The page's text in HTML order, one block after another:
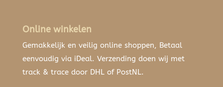
Online winkelen
Gemakkelijk en veilig online shoppen, Betaal
eenvoudig via iDeal. Verzending doen wij met
track & trace door DHL of PostNL.